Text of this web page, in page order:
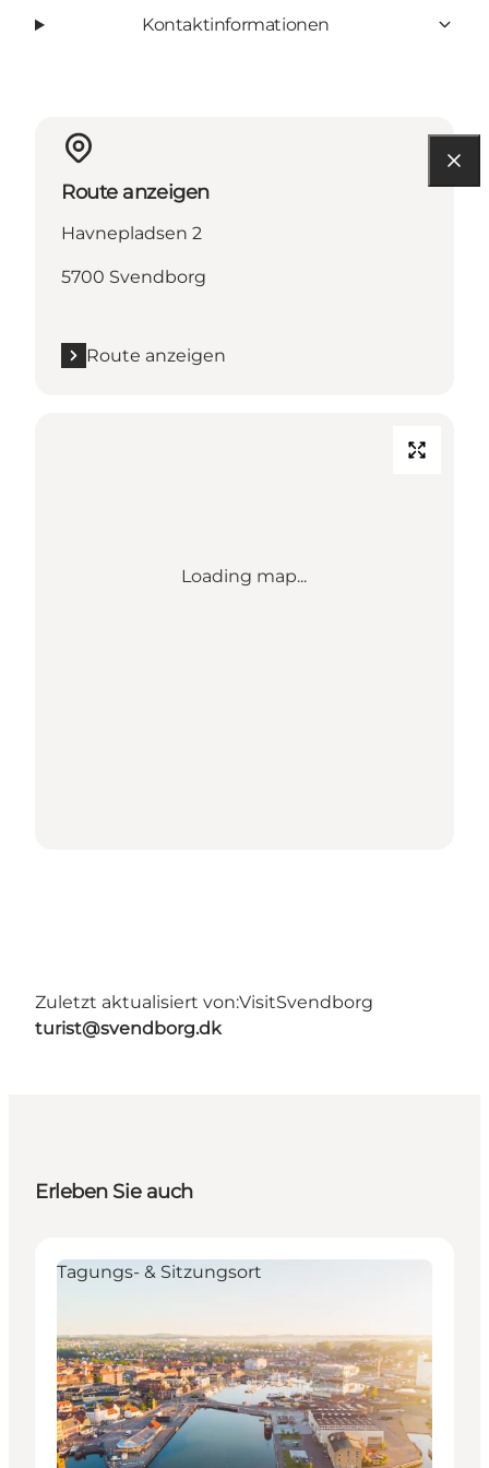
Kontaktinformationen
Route anzeigen
Havnepladsen 2
5700 Svendborg
Route anzeigen
Loading map...
Zuletzt aktualisiert von:VisitSvendborg
turist@svendborg.dk
Erleben Sie auch
Tagungs- & Sitzungsort